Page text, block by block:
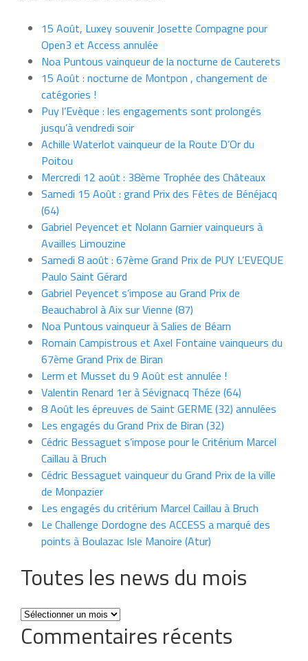
15 Août, Luxey souvenir Josette Compagne pour
Open3 et Access annulée
Noa Puntous vainqueur de la nocturne de Cauterets
15 Août : nocturne de Montpon , changement de
catégories !
Puy l’Evèque : les engagements sont prolongés
jusqu’à vendredi soir
Achille Waterlot vainqueur de la Route D’Or du
Poitou
Mercredi 12 août : 38ème Trophée des Châteaux
Samedi 15 Août : grand Prix des Fêtes de Bénéjacq
(64)
Gabriel Peyencet et Nolann Garnier vainqueurs à
Availles Limouzine
Samedi 8 août : 67ème Grand Prix de PUY L’EVEQUE
Paulo Saint Gérard
Gabriel Peyencet s’impose au Grand Prix de
Beauchabrol à Aix sur Vienne (87)
Noa Puntous vainqueur à Salies de Béarn
Romain Campistrous et Axel Fontaine vainqueurs du
67ème Grand Prix de Biran
Lerm et Musset du 9 Août est annulée !
Valentin Renard 1er à Sévignacq Théze (64)
8 Août les épreuves de Saint GERME (32) annulées
Les engagés du Grand Prix de Biran (32)
Cédric Bessaguet s’impose pour le Critérium Marcel
Caillau à Bruch
Cédric Bessaguet vainqueur du Grand Prix de la ville
de Monpazier
Les engagés du critérium Marcel Caillau à Bruch
Le Challenge Dordogne des ACCESS a marqué des
points à Boulazac Isle Manoire (Atur)
Toutes les news du mois
Toutes
les
news
Commentaires récents